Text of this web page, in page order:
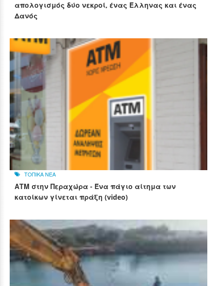
απολογισμός δύο νεκροί, ένας Έλληνας και ένας
Δανός
ΤΟΠΙΚΑ ΝΕΑ
ΑΤΜ στην Περαχώρα - Ένα πάγιο αίτημα των
κατοίκων γίνεται πράξη (video)